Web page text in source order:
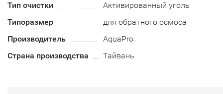
Тип очистки
Активированный уголь
Типоразмер
для обратного осмоса
Производитель
AquaPro
Страна производства
Тайвань